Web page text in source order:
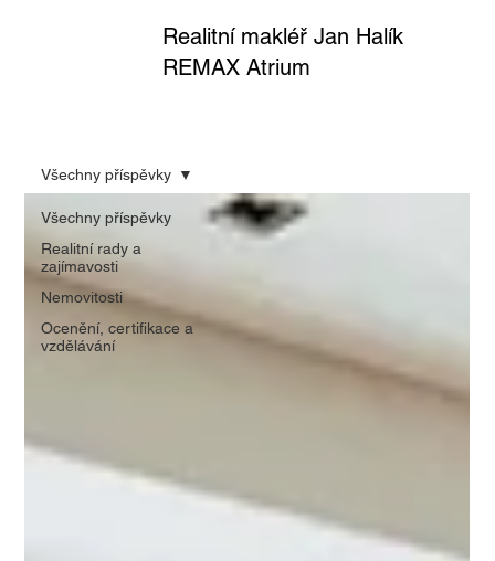
Realitní makléř Jan Halík
REMAX Atrium
Všechny příspěvky
Realitní rady a
zajímavosti
Nemovitosti
Ocenění, certifikace a
vzdělávání
Všechny příspěvky